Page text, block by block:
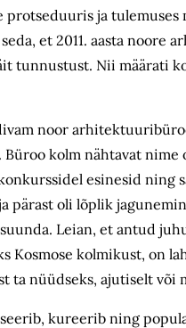
ja
et 2011. aasta noore
Nii määrati
noor
kolm nähtavat
esinesid
oli lõplik
Leian, et antud
kolmikust, on
ta nüüdseks, ajutiselt või
kureerib ning